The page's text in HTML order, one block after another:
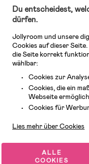
Autositze, Kinder- und
fantastischer
vieles mehr. Wir haben
Avent, Jack Wolfskin, Cybex,
unserem vielfältigen
© 2026
Du entscheidest,
dürfen.
Jollyroom und unsere
Cookies auf dieser
die Seite korrekt
wählbar:
Cookies zur
Cookies, die ein
Webseite
Cookies für
Lies mehr über Cookies
ALLE
COOKIES